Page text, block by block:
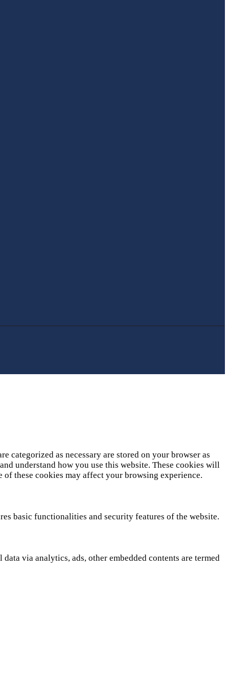
categorized as necessary are stored on your browser as
understand how you use this website. These cookies will
these cookies may affect your browsing experience.
basic functionalities and security features of the website.
via analytics, ads, other embedded contents are termed